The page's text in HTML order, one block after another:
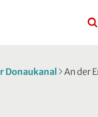
Donaukanal An der